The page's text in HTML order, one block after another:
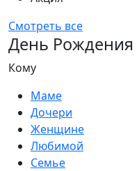
Смотреть все
День Рождения
Кому
Маме
Дочери
Женщине
Любимой
Семье